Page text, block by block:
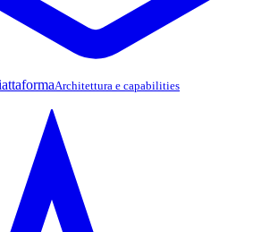
Architettura e capabilities